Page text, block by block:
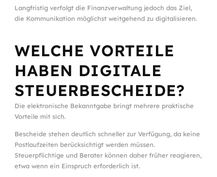
Langfristig verfolgt die Finanzverwaltung jedoch das Ziel,
die Kommunikation möglichst weitgehend zu digitalisieren.
WELCHE VORTEILE
HABEN DIGITALE
STEUERBESCHEIDE?
Die elektronische Bekanntgabe bringt mehrere praktische
Vorteile mit sich.
Bescheide stehen deutlich schneller zur Verfügung, da keine
Postlaufzeiten berücksichtigt werden müssen.
Steuerpflichtige und Berater können daher früher reagieren,
etwa wenn ein Einspruch erforderlich ist.